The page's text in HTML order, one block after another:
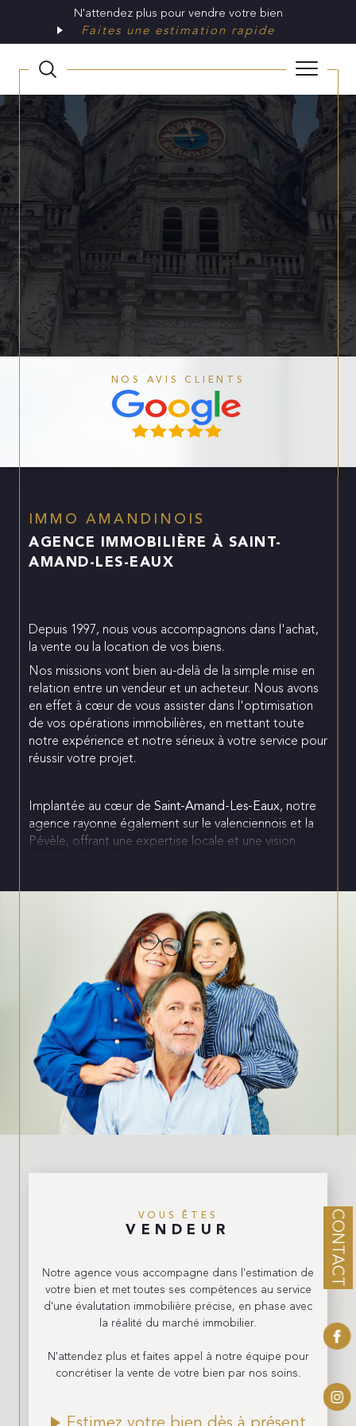
N'attendez plus pour vendre votre bien
Faites une estimation rapide
CONTACT
NOS AVIS CLIENTS
IMMO AMANDINOIS
AGENCE IMMOBILIÈRE À SAINT-
AMAND-LES-EAUX
Depuis 1997, nous vous accompagnons dans l'achat,
la vente ou la location de vos biens.
Nos missions vont bien au-delà de la simple mise en
relation entre un vendeur et un acheteur. Nous avons
en effet à cœur de vous assister dans l'optimisation
de vos opérations immobilières, en mettant toute
notre expérience et notre sérieux à votre service pour
réussir votre projet.
Implantée au cœur de Saint-Amand-Les-Eaux, notre
agence rayonne également sur le valenciennois et la
Pévèle, offrant une expertise locale et une vision
Créée à l'initiative de Gérald DAREL, l’agence est née
de sa passion pour l’immobilier et de sa volonté
d’accompagner ses clients avec proximité et
Depuis 2020, l'entreprise est devenue une histoire
familiale qui se poursuit aujourd’hui grâce à sa fille,
Sacha, enfant du métier, apportant une nouvelle
énergie à l’agence.
Transactions immobilières
équipe veille à sécuriser et valoriser chaque
Estimation immobilière
juste prix m²est essentiel pour vendre dans
estimation immobilière gratuite, réalisée par nos
experts, que ce soità Saint-Amand-les-Eaux,à
offerte et sans engagement, repose sur une analyse
VOUS ÊTES
VENDEUR
Notre agence vous accompagne dans l'estimation de
votre bien et met toutes ses compétences au service
d'une évalutation immobilière précise, en phase avec
la réalité du marché immobilier.
N'attendez plus et faites appel à notre équipe pour
concrétiser la vente de votre bien par nos soins.